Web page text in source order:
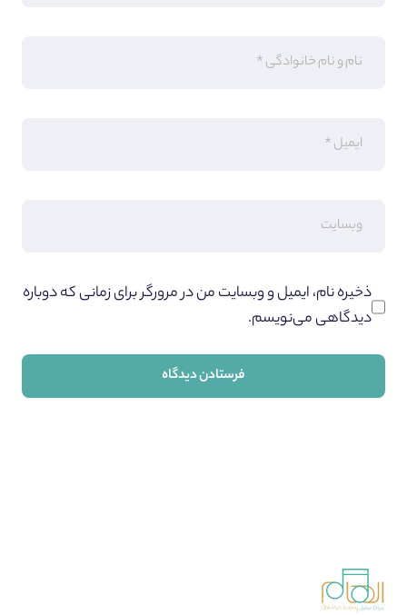
ذخیره نام، ایمیل و وبسایت من در مرورگر برای زمانی که دوباره
دیدگاهی می‌نویسم.